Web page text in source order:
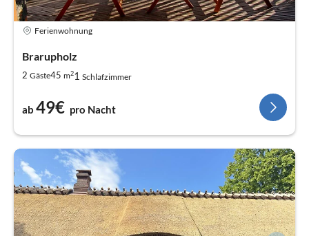
Ferienwohnung
Brarupholz
2 Gäste45 m21 Schlafzimmer
ab 49€ pro Nacht